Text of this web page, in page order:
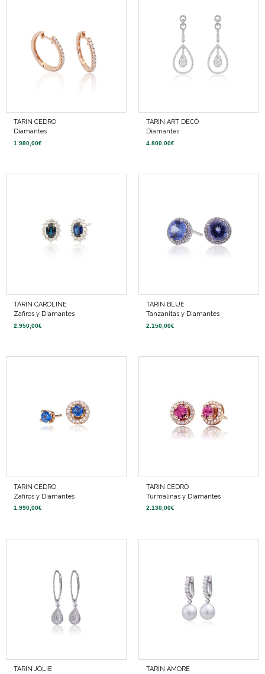
TARIN CEDRO
Diamantes
1.980,00€
TARIN ART DECÓ
Diamantes
4.800,00€
TARIN CAROLINE
Zafiros y Diamantes
2.950,00€
TARIN BLUE
Tanzanitas y Diamantes
2.150,00€
TARIN CEDRO
Zafiros y Diamantes
1.990,00€
TARIN CEDRO
Turmalinas y Diamantes
2.130,00€
TARIN JOLIE
TARIN AMORE